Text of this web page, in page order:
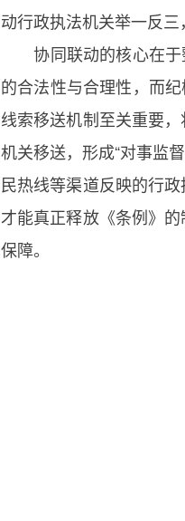
动行政执法机关举一反三
协同联动的核心在
的合法性与合理性，而
线索移送机制至关重要
机关移送，形成“对事监
民热线等渠道反映的行
才能真正释放《条例》
保障。